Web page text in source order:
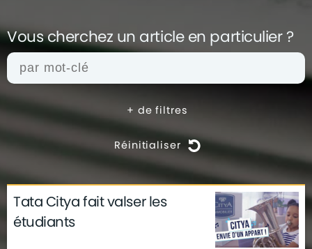
Vous cherchez un article en particulier ?
+ de filtres
Réinitialiser
actualités architecture
archives
conseils
gouvernement
Tata Citya fait valser les
étudiants